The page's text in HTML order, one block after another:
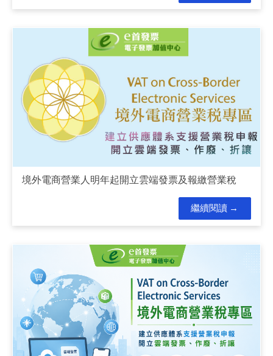
境外電商營業人明年起開立雲端發票及報繳營業稅
繼續閱讀